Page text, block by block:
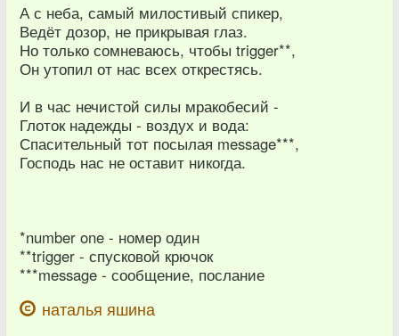
А с неба, самый милостивый спикер,
Ведёт дозор, не прикрывая глаз.
Но только сомневаюсь, чтобы trigger**,
Он утопил от нас всех открестясь.
И в час нечистой силы мракобесий -
Глоток надежды - воздух и вода:
Спасительный тот посылая message***,
Господь нас не оставит никогда.
*number one - номер один
**trigger - спусковой крючок
***message - сообщение, послание
наталья яшина